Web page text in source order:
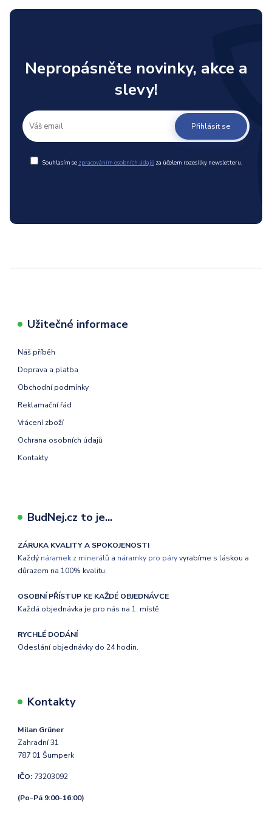
Nepropásněte novinky, akce a
slevy!
Přihlásit se
Souhlasím se zpracováním osobních údajůza účelem rozesílky newsletteru.
Užitečné informace
Náš příběh
Doprava a platba
Obchodní podmínky
Reklamační řád
Vrácení zboží
Ochrana osobních údajů
Kontakty
BudNej.cz to je...
ZÁRUKA KVALITY A SPOKOJENOSTI
Každý náramek z minerálů a náramky pro páryvyrabíme s láskou a
důrazem na 100% kvalitu.
OSOBNÍ PŘÍSTUP KE KAŽDÉ OBJEDNÁVCE
Každá objednávka je pro nás na 1. místě.
RYCHLÉ DODÁNÍ
Odeslání objednávky do 24 hodin.
Kontakty
Milan Grüner
Zahradní 31
787 01 Šumperk
IČO: 73203092
(Po-Pá 9:00-16:00)